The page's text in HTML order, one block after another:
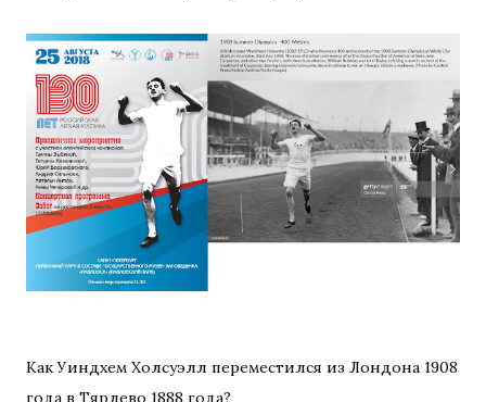
Как Уиндхем Холсуэлл переместился из Лондона 1908
года в Тярлево 1888 года?